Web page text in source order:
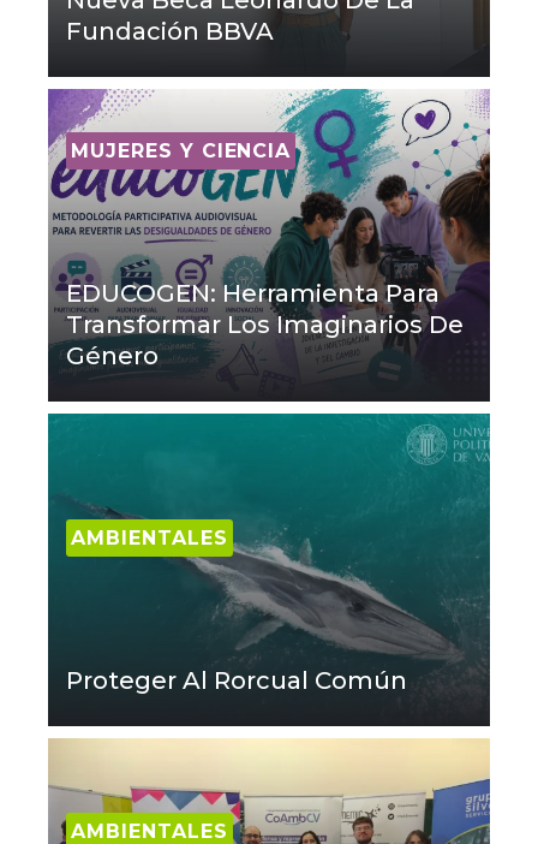
Fundación BBVA
MUJERES Y CIENCIA
EDUCOGEN: Herramienta Para
Transformar Los Imaginarios De
Género
AMBIENTALES
Proteger Al Rorcual Común
AMBIENTALES